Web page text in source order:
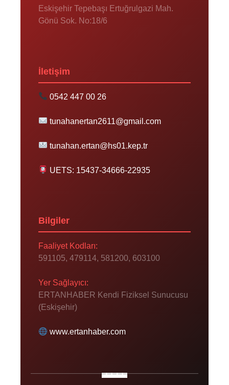
Eskişehir Tepebaşı Ertuğrulgazi Mah.
Gönü Sok. No:18/6
İletişim
0542 447 00 26
tunahanertan2611@gmail.com
tunahan.ertan@hs01.kep.tr
UETS: 15437-34666-22935
Bilgiler
Faaliyet Kodları:
591105, 479114, 581200, 603100
Yer Sağlayıcı:
ERTANHABER Kendi Fiziksel Sunucusu
(Eskişehir)
www.ertanhaber.com